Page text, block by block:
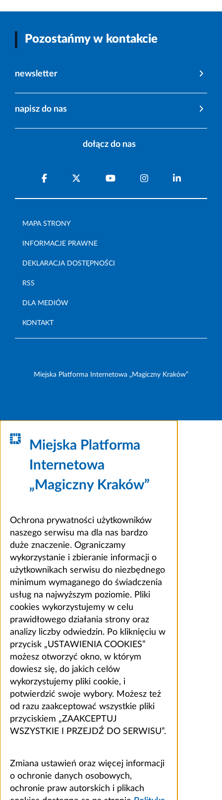
Pozostańmy w kontakcie
newsletter
napisz do nas
dołącz do nas
MAPA STRONY
INFORMACJE PRAWNE
DEKLARACJA DOSTĘPNOŚCI
RSS
DLA MEDIÓW
KONTAKT
Miejska Platforma Internetowa „Magiczny Kraków”
Miejska Platforma
Internetowa
„Magiczny Kraków”
Ochrona prywatności użytkowników
naszego serwisu ma dla nas bardzo
duże znaczenie. Ograniczamy
wykorzystanie i zbieranie informacji o
użytkownikach serwisu do niezbędnego
minimum wymaganego do świadczenia
usług na najwyższym poziomie. Pliki
cookies wykorzystujemy w celu
prawidłowego działania strony oraz
analizy liczby odwiedzin. Po kliknięciu w
przycisk „USTAWIENIA COOKIES”
możesz otworzyć okno, w którym
dowiesz się, do jakich celów
wykorzystujemy pliki cookie, i
potwierdzić swoje wybory. Możesz też
od razu zaakceptować wszystkie pliki
przyciskiem „ZAAKCEPTUJ
WSZYSTKIE I PRZEJDŹ DO SERWISU”.
Zmiana ustawień oraz więcej informacji
o ochronie danych osobowych,
ochronie praw autorskich i plikach